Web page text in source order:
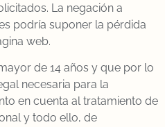
La negación a
podría suponer la pérdida
web.
de 14 años y que por lo
necesaria para la
en cuenta al tratamiento de
y todo ello, de